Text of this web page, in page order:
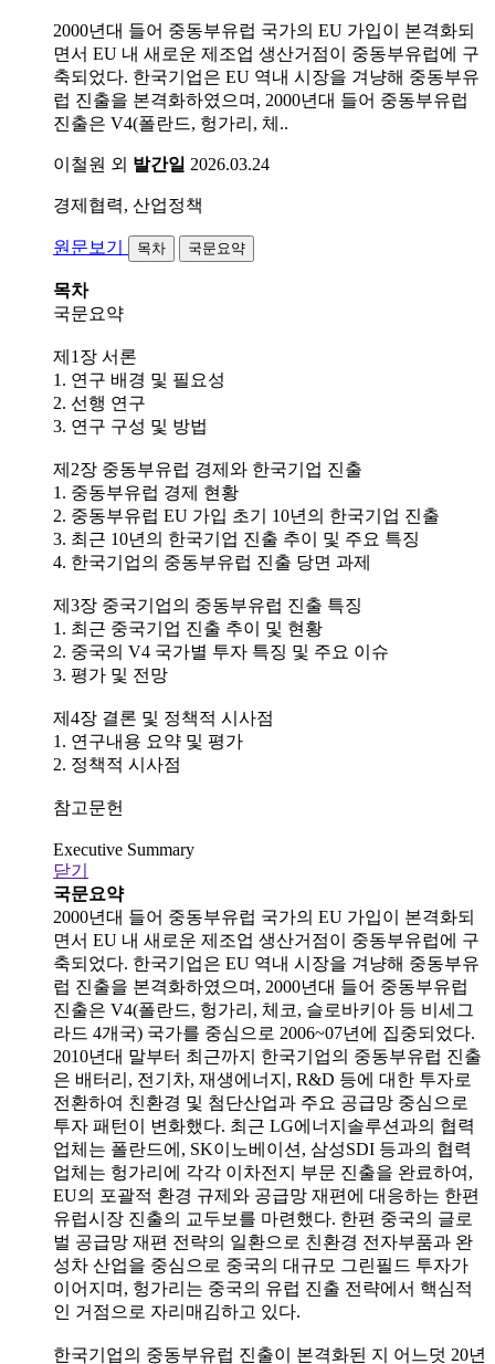
2000년대 들어 중동부유럽 국가의 EU 가입이 본격화되
면서 EU 내 새로운 제조업 생산거점이 중동부유럽에 구
축되었다. 한국기업은 EU 역내 시장을 겨냥해 중동부유
럽 진출을 본격화하였으며, 2000년대 들어 중동부유럽
진출은 V4(폴란드, 헝가리, 체..
이철원 외 발간일 2026.03.24
경제협력, 산업정책
원문보기 목차 국문요약
목차
국문요약
제1장 서론
1. 연구 배경 및 필요성
2. 선행 연구
3. 연구 구성 및 방법
제2장 중동부유럽 경제와 한국기업 진출
1. 중동부유럽 경제 현황
2. 중동부유럽 EU 가입 초기 10년의 한국기업 진출
3. 최근 10년의 한국기업 진출 추이 및 주요 특징
4. 한국기업의 중동부유럽 진출 당면 과제
제3장 중국기업의 중동부유럽 진출 특징
1. 최근 중국기업 진출 추이 및 현황
2. 중국의 V4 국가별 투자 특징 및 주요 이슈
3. 평가 및 전망
제4장 결론 및 정책적 시사점
1. 연구내용 요약 및 평가
2. 정책적 시사점
참고문헌
Executive Summary
닫기
국문요약
2000년대 들어 중동부유럽 국가의 EU 가입이 본격화되
면서 EU 내 새로운 제조업 생산거점이 중동부유럽에 구
축되었다. 한국기업은 EU 역내 시장을 겨냥해 중동부유
럽 진출을 본격화하였으며, 2000년대 들어 중동부유럽
진출은 V4(폴란드, 헝가리, 체코, 슬로바키아 등 비세그
라드 4개국) 국가를 중심으로 2006~07년에 집중되었다.
2010년대 말부터 최근까지 한국기업의 중동부유럽 진출
은 배터리, 전기차, 재생에너지, R&D 등에 대한 투자로
전환하여 친환경 및 첨단산업과 주요 공급망 중심으로
투자 패턴이 변화했다. 최근 LG에너지솔루션과의 협력
업체는 폴란드에, SK이노베이션, 삼성SDI 등과의 협력
업체는 헝가리에 각각 이차전지 부문 진출을 완료하여,
EU의 포괄적 환경 규제와 공급망 재편에 대응하는 한편
유럽시장 진출의 교두보를 마련했다. 한편 중국의 글로
벌 공급망 재편 전략의 일환으로 친환경 전자부품과 완
성차 산업을 중심으로 중국의 대규모 그린필드 투자가
이어지며, 헝가리는 중국의 유럽 진출 전략에서 핵심적
인 거점으로 자리매김하고 있다.
한국기업의 중동부유럽 진출이 본격화된 지 어느덧 20년